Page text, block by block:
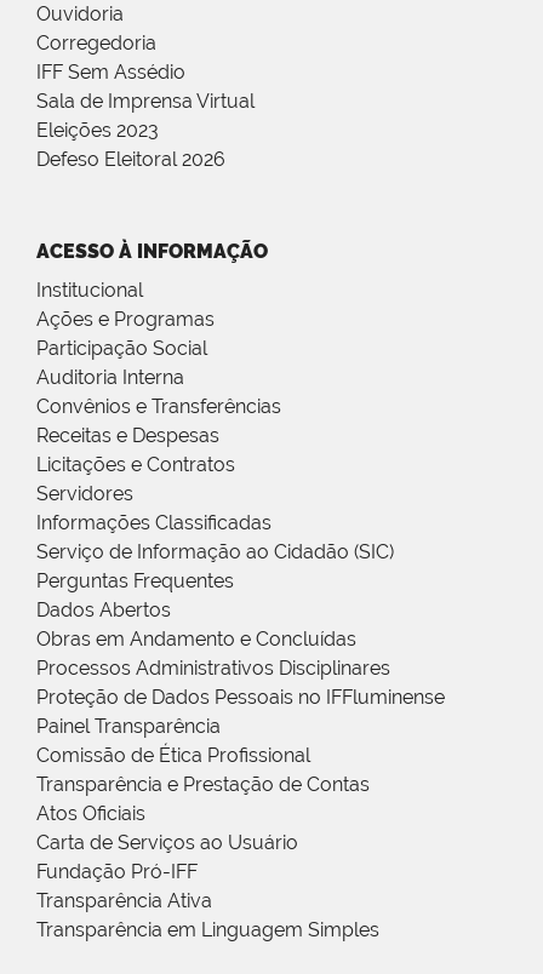
Ouvidoria
Corregedoria
IFF Sem Assédio
Sala de Imprensa Virtual
Eleições 2023
Defeso Eleitoral 2026
ACESSO À INFORMAÇÃO
Institucional
Ações e Programas
Participação Social
Auditoria Interna
Convênios e Transferências
Receitas e Despesas
Licitações e Contratos
Servidores
Informações Classificadas
Serviço de Informação ao Cidadão (SIC)
Perguntas Frequentes
Dados Abertos
Obras em Andamento e Concluídas
Processos Administrativos Disciplinares
Proteção de Dados Pessoais no IFFluminense
Painel Transparência
Comissão de Ética Profissional
Transparência e Prestação de Contas
Atos Oficiais
Carta de Serviços ao Usuário
Fundação Pró-IFF
Transparência Ativa
Transparência em Linguagem Simples